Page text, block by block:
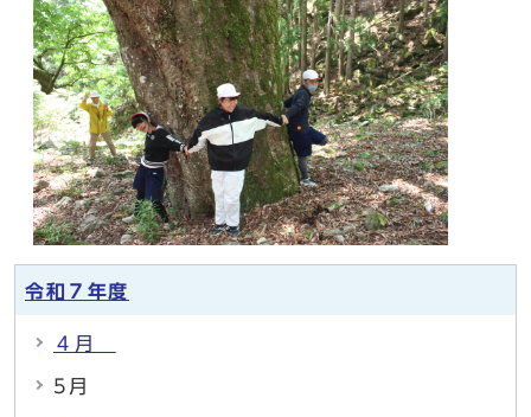
令和７年度
４月
5月